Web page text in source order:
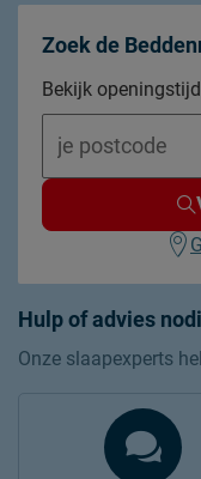
Hulp of advies
Onze slaapexperts
Zoek de
Bekijk